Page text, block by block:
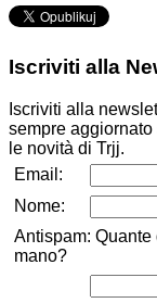
Iscriviti alla
Iscriviti alla
sempre
le novità di Trjj.
Email:
Nome:
Antispam:
mano?